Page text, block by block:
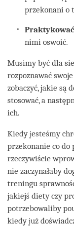
przekonani o
Praktykować
nimi oswoić.
Musimy być dla
rozpoznawać
zobaczyć, jakie są
stosować, a
ich.
Kiedy jesteśmy
przekonanie co do
rzeczywiście
nie zaczynałaby
treningu
jakiejś diety czy
potrzebowaliby
kiedy już